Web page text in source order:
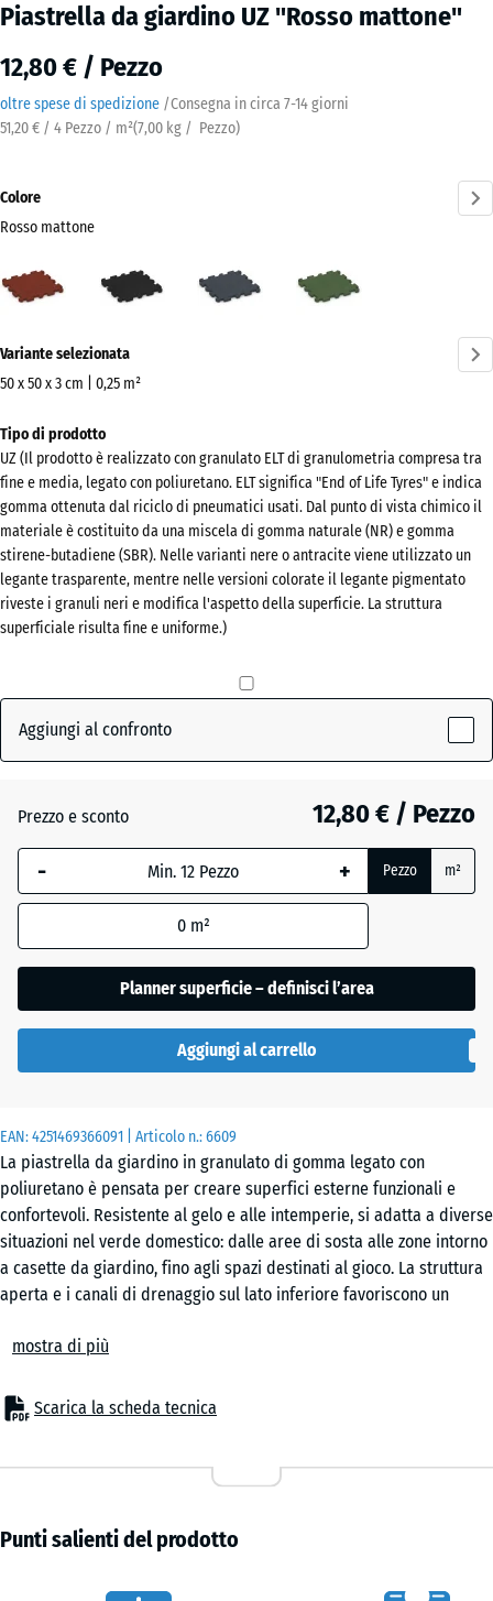
Piastrella da giardino UZ "Rosso mattone"
12,80 € / Pezzo
oltre spese di spedizione /Consegna in circa 7-14 giorni
51,20 € / 4 Pezzo / m²(7,00 kg / Pezzo)
EAN:4251469366091 | Articolo n.:6609
La piastrella da giardino in granulato di gomma legato con
poliuretano è pensata per creare superfici esterne funzionali e
confortevoli. Resistente al gelo e alle intemperie, si adatta a diverse
situazioni nel verde domestico: dalle aree di sosta alle zone intorno
a casette da giardino, fino agli spazi destinati al gioco. La struttura
aperta e i canali di drenaggio sul lato inferiore favoriscono un
Connessione stabile
modo preciso. Non sono necessari collanti o fissaggi meccanici. La
superficie risulta uniforme e continua, con la possibilità di posa a
essere rimosse o sostituite senza intervenire sull'intera area.
La posa è diretta su supporti portanti e stabili, sia compatti sia
drenanti. Su sottofondi non legati è possibile utilizzare un letto di
mostra di più
Scarica la scheda tecnica
Colore
Rosso mattone
mattone
ardesia
informazioni
sui
Mostra
la
palette
colori
Rosso
mattone(active)
Grigio
Verde
erba
+ 0,60 €
Variante selezionata
50 x 50 x 3 cm | 0,25 m²
Dimensioni
per
la
spedizione
540
x
540
x
30
La
dimensione
in blu,
per il
(salvo
prodotto).
x
50
x 3
cm
|
0,25
m²
x
x 4
0,25
Tipo di prodotto
UZ (Il prodotto è realizzato con granulato ELT di granulometria compresa tra
fine e media, legato con poliuretano. ELT significa "End of Life Tyres" e indica
gomma ottenuta dal riciclo di pneumatici usati. Dal punto di vista chimico il
materiale è costituito da una miscela di gomma naturale (NR) e gomma
stirene-butadiene (SBR). Nelle varianti nere o antracite viene utilizzato un
legante trasparente, mentre nelle versioni colorate il legante pigmentato
riveste i granuli neri e modifica l'aspetto della superficie. La struttura
superficiale risulta fine e uniforme.)
Aggiungi al confronto
Prezzo e sconto 12,80 € / Pezzo
- + Pezzo m²
0 m²
Planner superficie – definisci l’area
Aggiungi al carrello
Punti salienti del prodotto